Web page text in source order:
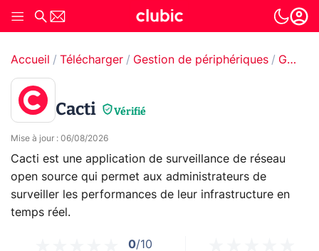
Accueil Télécharger Gestion de périphériques Gestion de réseaux
Cacti Vérifié
Mise à jour : 06/08/2026
Cacti est une application de surveillance de réseau
open source qui permet aux administrateurs de
surveiller les performances de leur infrastructure en
temps réel.
0/10